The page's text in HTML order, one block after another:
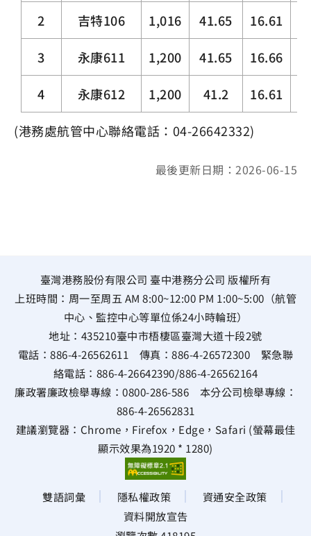
2 吉特106 1,016 41.65 16.61
3 永康611 1,200 41.65 16.66
4 永康612 1,200 41.2 16.61
(港務處航管中心聯絡電話：04-26642332)
最後更新日期：2026-06-15
臺灣港務股份有限公司 臺中港務分公司 版權所有
上班時間：周一至周五 AM 8:00~12:00 PM 1:00~5:00（航管
中心、監控中心等單位係24小時輪班）
地址： 435210臺中市梧棲區臺灣大道十段2號
電話：886-4-26562611 傳真：886-4-26572300 緊急聯
絡電話： 886-4-26642390/886-4-26562164
廉政署廉政檢舉專線： 0800-286-586 本分公司檢舉專線：
886-4-26562831
建議瀏覽器：Chrome，Firefox，Edge，Safari (螢幕最佳
顯示效果為1920 * 1280)
雙語詞彙 隱私權政策
資通安全政策
資料開放宣告